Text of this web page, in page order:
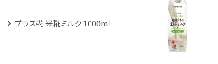
プラス糀 米糀ミルク 1000ml